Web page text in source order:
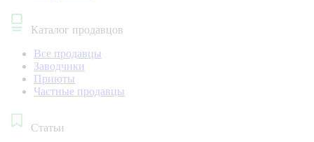
Каталог продавцов
Все продавцы
Заводчики
Приюты
Частные продавцы
Статьи